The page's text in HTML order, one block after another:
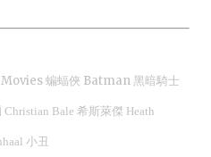
Movies 蝙蝠俠 Batman 黑暗騎士
Christian Bale 希斯萊傑 Heath
小丑